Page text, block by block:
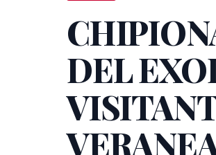
DEL